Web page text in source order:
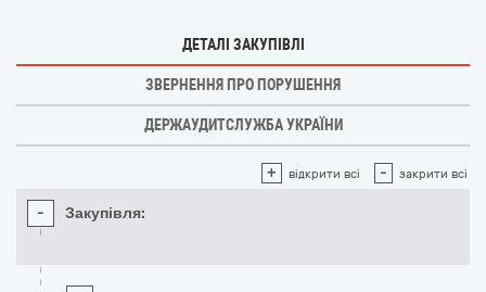
ДЕТАЛІ ЗАКУПІВЛІ
ЗВЕРНЕННЯ ПРО ПОРУШЕННЯ
ДЕРЖАУДИТСЛУЖБА УКРАЇНИ
+ відкрити всі - закрити всі
- Закупівля: